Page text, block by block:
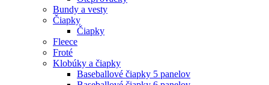
Bundy a vesty
Čiapky
Čiapky
Fleece
Froté
Klobúky a čiapky
Baseballové čiapky 5 panelov